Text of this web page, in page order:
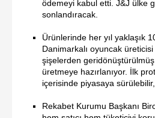
ödemeyi kabul etti. J&J ülke
sonlandıracak.
Ürünlerinde her yıl yaklaşık
Danimarkalı oyuncak üreticisi
şişelerden
üretmeye hazırlanıyor. İlk
içerisinde piyasaya
Rekabet Kurumu Başkanı